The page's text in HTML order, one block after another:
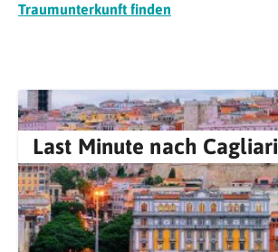
Traumunterkunft finden
Last Minute nach Cagliari